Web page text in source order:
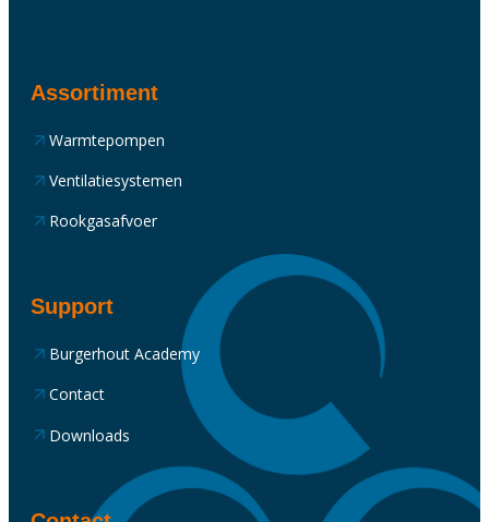
Assortiment
Warmtepompen
Ventilatiesystemen
Rookgasafvoer
Support
Burgerhout Academy
Contact
Downloads